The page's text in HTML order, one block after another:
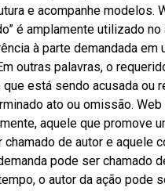
e acompanhe modelos.
é amplamente utilizado
à parte demandada em
outras palavras, o
que está sendo acusada ou
ato ou omissão.
aquele que promove
chamado de autor e aquele
pode ser chamado
o autor da ação pode